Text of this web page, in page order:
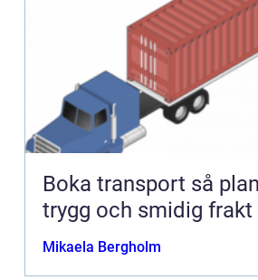
Boka transport så planerar du en
trygg och smidig frakt
Mikaela Bergholm